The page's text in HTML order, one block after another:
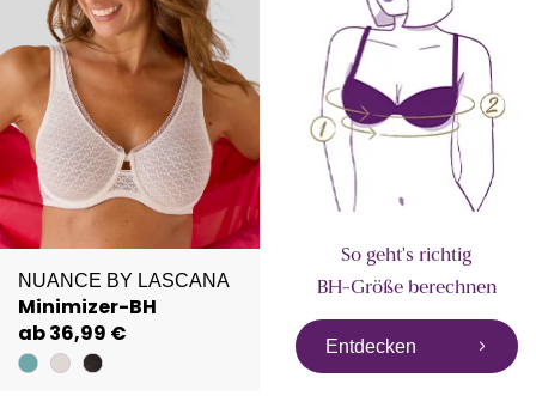
NUANCE BY LASCANA
Minimizer-BH
ab 36,99 €
So geht's richtig
BH-Größe berechnen
Entdecken